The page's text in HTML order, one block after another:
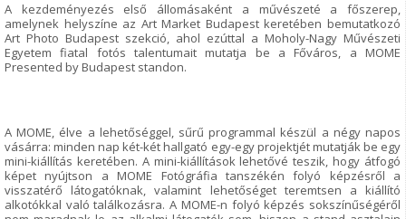
A kezdeményezés első állomásaként a művészeté a főszerep,
amelynek helyszíne az Art Market Budapest keretében bemutatkozó
Art Photo Budapest szekció, ahol ezúttal a Moholy-Nagy Művészeti
Egyetem fiatal fotós talentumait mutatja be a Főváros, a MOME
Presented by Budapest standon.
A MOME, élve a lehetőséggel, sűrű programmal készül a négy napos
vásárra: minden nap két-két hallgató egy-egy projektjét mutatják be egy
mini-kiállítás keretében. A mini-kiállítások lehetővé teszik, hogy átfogó
képet nyújtson a MOME Fotógráfia tanszékén folyó képzésről a
visszatérő látogatóknak, valamint lehetőséget teremtsen a kiállító
alkotókkal való találkozásra. A MOME-n folyó képzés sokszínűségéről